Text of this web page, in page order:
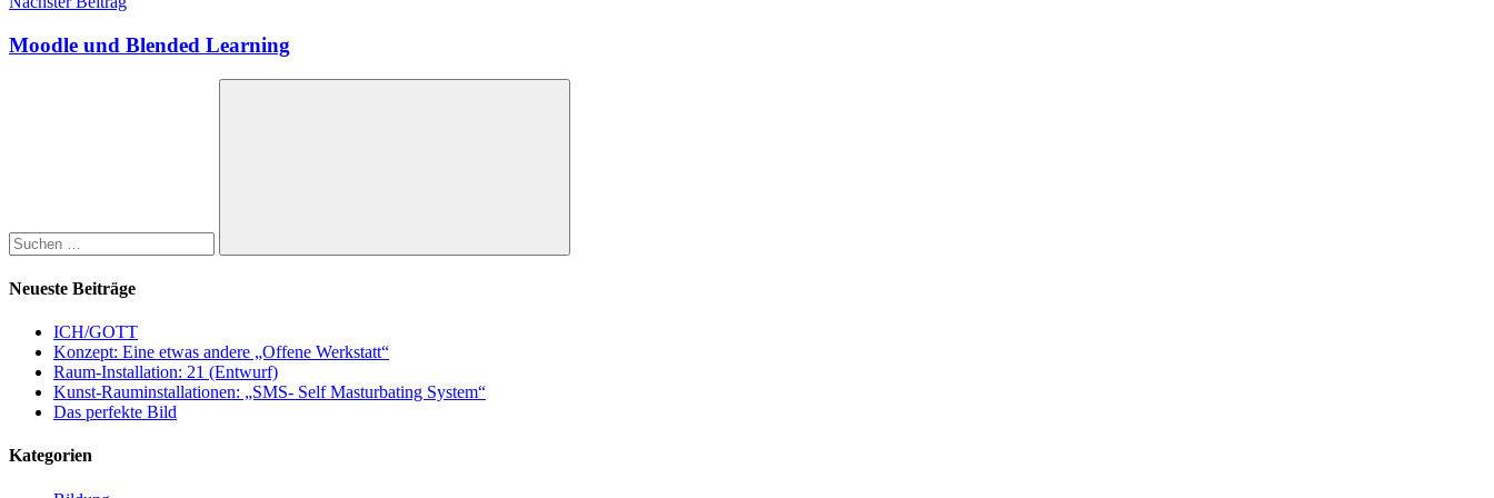
Moodle und Blended Learning
Suchen
Neueste Beiträge
ICH/GOTT
Konzept: Eine etwas andere „Offene Werkstatt“
Raum-Installation: 21 (Entwurf)
Kunst-Rauminstallationen: „SMS- Self Masturbating System“
Das perfekte Bild
Kategorien